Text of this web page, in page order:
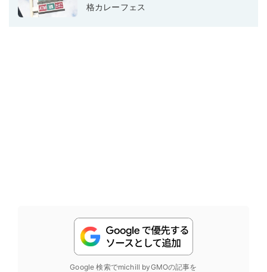
格カレーフェス
Google 検索でmichill byGMOの記事を